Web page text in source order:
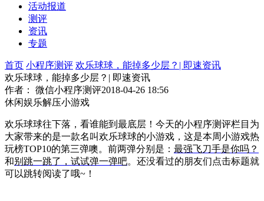
活动报道
测评
资讯
专题
首页 小程序测评 欢乐球球，能掉多少层？| 即速资讯
欢乐球球，能掉多少层？| 即速资讯
作者： 微信小程序测评2018-04-26 18:56
休闲娱乐解压小游戏
欢乐球球往下落，看谁能到最底层！今天的小程序测评栏目为
大家带来的是一款名叫欢乐球球的小游戏，这是本周小游戏热
玩榜TOP10的第三弹噢。前两弹分别是： 最强飞刀手是你吗？
和别跳一跳了，试试弹一弹吧。还没看过的朋友们点击标题就
可以跳转阅读了哦~！